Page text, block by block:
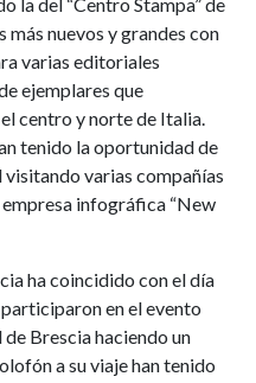
más nuevos y grandes con
varias editoriales
ejemplares que
centro y norte de Italia.
tenido la oportunidad de
varias compañías
empresa infográfica “New
ha coincidido con el día
en el evento
Brescia haciendo un
a su viaje han tenido